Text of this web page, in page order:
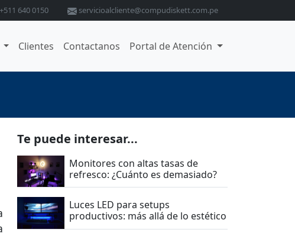
+511 640 0150 servicioalcliente@compudiskett.com.pe
Clientes Contactanos Portal de Atención
Te puede interesar...
Monitores con altas tasas de
refresco: ¿Cuánto es demasiado?
Luces LED para setups
productivos: más allá de lo estético